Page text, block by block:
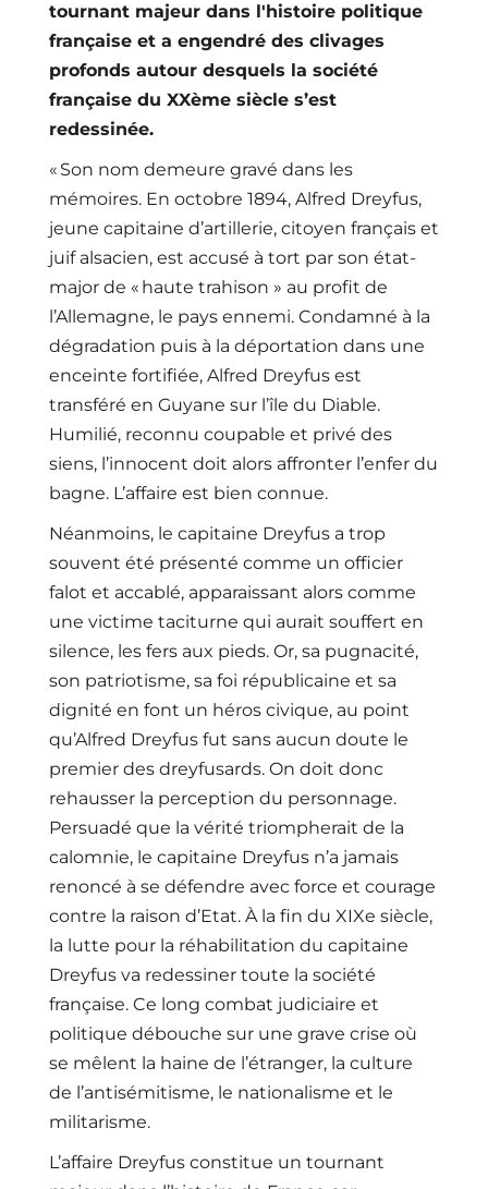
tournant majeur dans l'histoire politique
française et a engendré des clivages
profonds autour desquels la société
française du XXème siècle s’est
redessinée.
« Son nom demeure gravé dans les
mémoires. En octobre 1894, Alfred Dreyfus,
jeune capitaine d’artillerie, citoyen français et
juif alsacien, est accusé à tort par son état-
major de « haute trahison » au profit de
l’Allemagne, le pays ennemi. Condamné à la
dégradation puis à la déportation dans une
enceinte fortifiée, Alfred Dreyfus est
transféré en Guyane sur l’île du Diable.
Humilié, reconnu coupable et privé des
siens, l’innocent doit alors affronter l’enfer du
bagne. L’affaire est bien connue.
Néanmoins, le capitaine Dreyfus a trop
souvent été présenté comme un officier
falot et accablé, apparaissant alors comme
une victime taciturne qui aurait souffert en
silence, les fers aux pieds. Or, sa pugnacité,
son patriotisme, sa foi républicaine et sa
dignité en font un héros civique, au point
qu’Alfred Dreyfus fut sans aucun doute le
premier des dreyfusards. On doit donc
rehausser la perception du personnage.
Persuadé que la vérité triompherait de la
calomnie, le capitaine Dreyfus n’a jamais
renoncé à se défendre avec force et courage
contre la raison d’Etat. À la fin du XIXe siècle,
la lutte pour la réhabilitation du capitaine
Dreyfus va redessiner toute la société
française. Ce long combat judiciaire et
politique débouche sur une grave crise où
se mêlent la haine de l’étranger, la culture
de l’antisémitisme, le nationalisme et le
militarisme.
L’affaire Dreyfus constitue un tournant